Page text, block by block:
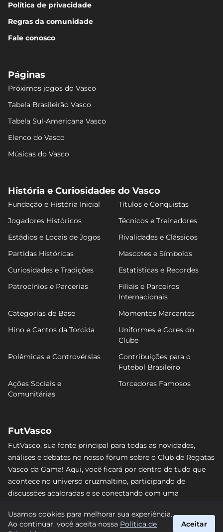
Política de privacidade
Regras da comunidade
Fale conosco
Páginas
Próximos jogos do Vasco
Tabela Brasileirão Vasco
Tabela Sul-Americana Vasco
Elenco do Vasco
Músicas do Vasco
História e Curiosidades do Vasco
Fundação e História Inicial
Títulos e Conquistas
Jogadores Históricos
Técnicos e Treinadores
Estádios e Locais de Jogos
Rivalidades e Clássicos
Partidas Históricas
Mascotes e Símbolos
Curiosidades e Tradições
Estatísticas e Recordes
Patrocínios e Parcerias
Filiais e Parceiros
Internacionais
Categorias de Base
Momentos Marcantes
Hino e Cantos da Torcida
Uniformes e Cores do
Clube
Polêmicas e Controvérsias
Contribuições para o
Futebol Brasileiro
Ações Sociais e
Comunitárias
Torcedores Famosos
FutVasco
FutVasco, sua fonte principal para todas as novidades,
análises e debates no nosso fórum sobre o Club de Regatas
Vasco da Gama! Aqui, você ficará por dentro de tudo que
acontece no universo cruzmaltino, participando de
discussões acaloradas e se conectando com uma
nenhum lance e acompanhe de perto o caminho do Vasco
rumo às vitórias! #Vasco #FutVasco
Usamos cookies para melhorar sua experiência.
Ao continuar, você aceita nossa Política de
Aceitar